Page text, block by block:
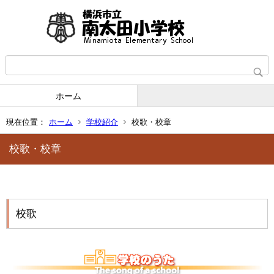
ホーム
現在位置： ホーム 学校紹介 校歌・校章
校歌・校章
校歌